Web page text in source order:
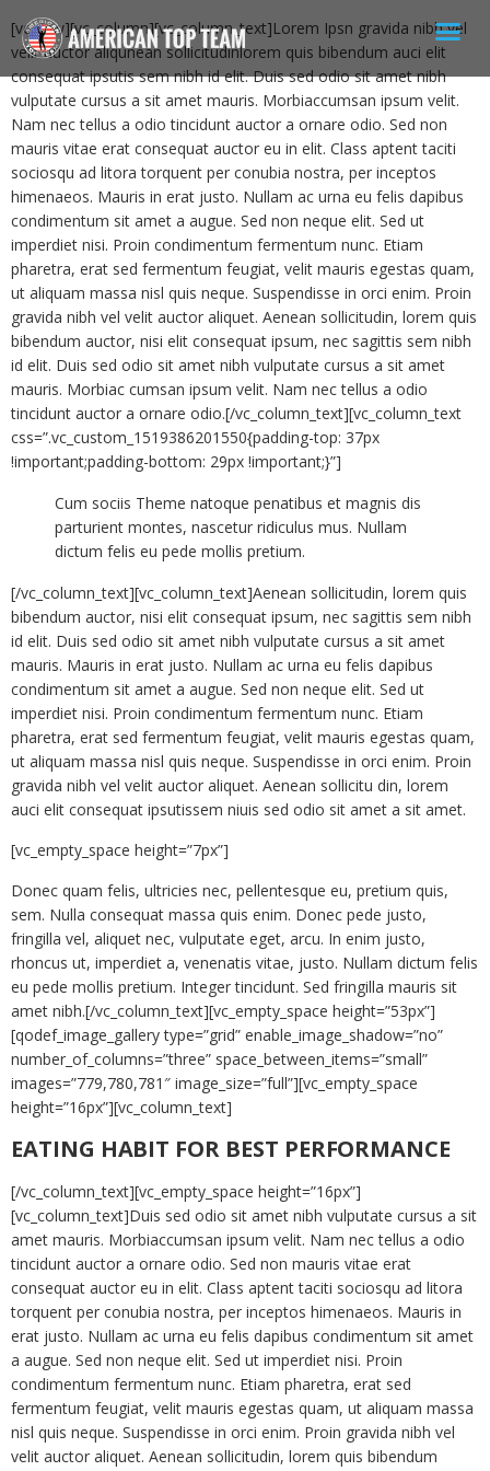
[vc_row][vc_column][vc_column_text]Lorem Ipsn gravida nibh vel
velit auctor aliqunean sollicitudinlorem quis bibendum auci elit
consequat ipsutis sem nibh id elit. Duis sed odio sit amet nibh
vulputate cursus a sit amet mauris. Morbiaccumsan ipsum velit.
Nam nec tellus a odio tincidunt auctor a ornare odio. Sed non
mauris vitae erat consequat auctor eu in elit. Class aptent taciti
sociosqu ad litora torquent per conubia nostra, per inceptos
himenaeos. Mauris in erat justo. Nullam ac urna eu felis dapibus
condimentum sit amet a augue. Sed non neque elit. Sed ut
imperdiet nisi. Proin condimentum fermentum nunc. Etiam
pharetra, erat sed fermentum feugiat, velit mauris egestas quam,
ut aliquam massa nisl quis neque. Suspendisse in orci enim. Proin
gravida nibh vel velit auctor aliquet. Aenean sollicitudin, lorem quis
bibendum auctor, nisi elit consequat ipsum, nec sagittis sem nibh
id elit. Duis sed odio sit amet nibh vulputate cursus a sit amet
mauris. Morbiac cumsan ipsum velit. Nam nec tellus a odio
tincidunt auctor a ornare odio.[/vc_column_text][vc_column_text
css=”.vc_custom_1519386201550{padding-top: 37px
!important;padding-bottom: 29px !important;}”]
Cum sociis Theme natoque penatibus et magnis dis
parturient montes, nascetur ridiculus mus. Nullam
dictum felis eu pede mollis pretium.
[/vc_column_text][vc_column_text]Aenean sollicitudin, lorem quis
bibendum auctor, nisi elit consequat ipsum, nec sagittis sem nibh
id elit. Duis sed odio sit amet nibh vulputate cursus a sit amet
mauris. Mauris in erat justo. Nullam ac urna eu felis dapibus
condimentum sit amet a augue. Sed non neque elit. Sed ut
imperdiet nisi. Proin condimentum fermentum nunc. Etiam
pharetra, erat sed fermentum feugiat, velit mauris egestas quam,
ut aliquam massa nisl quis neque. Suspendisse in orci enim. Proin
gravida nibh vel velit auctor aliquet. Aenean sollicitu din, lorem
auci elit consequat ipsutissem niuis sed odio sit amet a sit amet.
[vc_empty_space height=”7px”]
Donec quam felis, ultricies nec, pellentesque eu, pretium quis,
sem. Nulla consequat massa quis enim. Donec pede justo,
fringilla vel, aliquet nec, vulputate eget, arcu. In enim justo,
rhoncus ut, imperdiet a, venenatis vitae, justo. Nullam dictum felis
eu pede mollis pretium. Integer tincidunt. Sed fringilla mauris sit
amet nibh.[/vc_column_text][vc_empty_space height=”53px”]
[qodef_image_gallery type=”grid” enable_image_shadow=”no”
number_of_columns=”three” space_between_items=”small”
images=”779,780,781″ image_size=”full”][vc_empty_space
height=”16px”][vc_column_text]
EATING HABIT FOR BEST PERFORMANCE
[/vc_column_text][vc_empty_space height=”16px”]
[vc_column_text]Duis sed odio sit amet nibh vulputate cursus a sit
amet mauris. Morbiaccumsan ipsum velit. Nam nec tellus a odio
tincidunt auctor a ornare odio. Sed non mauris vitae erat
consequat auctor eu in elit. Class aptent taciti sociosqu ad litora
torquent per conubia nostra, per inceptos himenaeos. Mauris in
erat justo. Nullam ac urna eu felis dapibus condimentum sit amet
a augue. Sed non neque elit. Sed ut imperdiet nisi. Proin
condimentum fermentum nunc. Etiam pharetra, erat sed
fermentum feugiat, velit mauris egestas quam, ut aliquam massa
nisl quis neque. Suspendisse in orci enim. Proin gravida nibh vel
velit auctor aliquet. Aenean sollicitudin, lorem quis bibendum